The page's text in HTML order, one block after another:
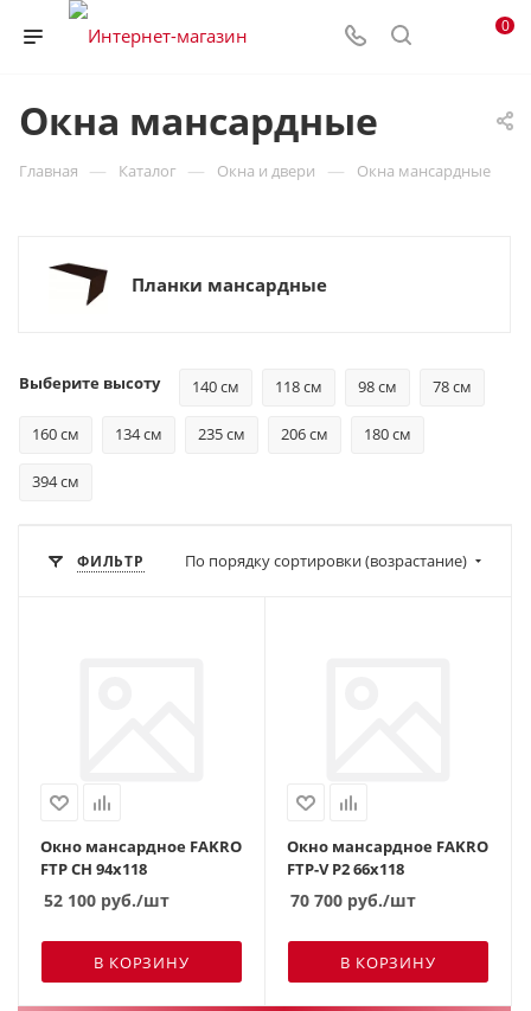
0
Окна мансардные
Главная — Каталог — Окна и двери — Окна мансардные
Планки мансардные
Выберите высоту 140 см 118 см 98 см 78 см
160 см 134 см 235 см 206 см 180 см
394 см
ФИЛЬТР По порядку сортировки (возрастание)
Окно мансардное FAKRO
FTP CH 94х118
52 100 руб./шт
В КОРЗИНУ
Окно мансардное FAKRO
FTP-V P2 66х118
70 700 руб./шт
В КОРЗИНУ